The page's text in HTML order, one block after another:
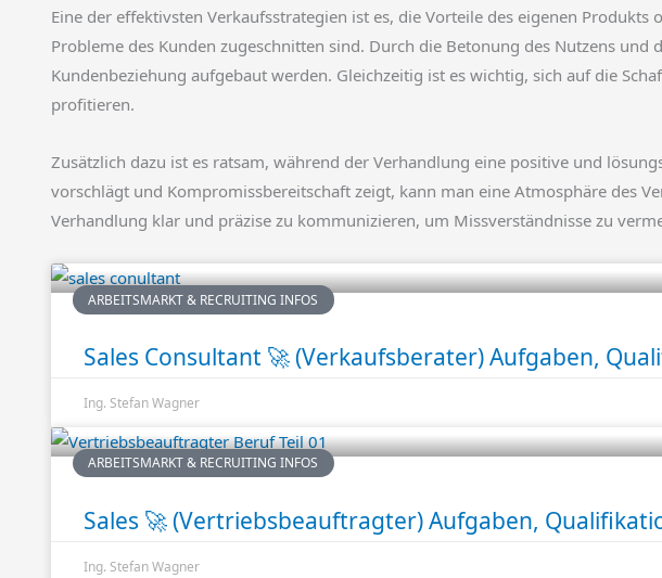
Eine der effektivsten Verkaufsstrategien ist es, die Vorteile des eigenen
Probleme des Kunden zugeschnitten sind. Durch die Betonung des Nutzens
Kundenbeziehung aufgebaut werden. Gleichzeitig ist es wichtig, sich auf die
profitieren.
Zusätzlich dazu ist es ratsam, während der Verhandlung eine positive und
vorschlägt und Kompromissbereitschaft zeigt, kann man eine Atmosphäre des
Verhandlung klar und präzise zu kommunizieren, um Missverständnisse zu
ARBEITSMARKT & RECRUITING INFOS
Sales Consultant 🚀 (Verkaufsberater) Aufgaben,
Ing. Stefan Wagner
ARBEITSMARKT & RECRUITING INFOS
Sales 🚀 (Vertriebsbeauftragter) Aufgaben,
Ing. Stefan Wagner